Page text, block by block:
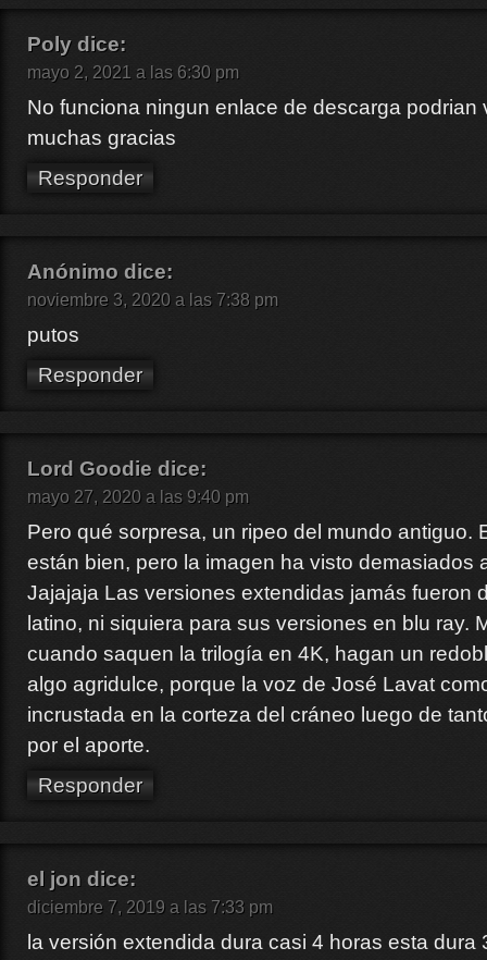
Poly dice:
mayo 2, 2021 a las 6:30 pm
No funciona ningun enlace de descarga podrian
muchas gracias
Responder
Anónimo dice:
noviembre 3, 2020 a las 7:38 pm
putos
Responder
Lord Goodie dice:
mayo 27, 2020 a las 9:40 pm
Pero qué sorpresa, un ripeo del mundo antiguo.
están bien, pero la imagen ha visto demasiados
Jajajaja Las versiones extendidas jamás fueron
latino, ni siquiera para sus versiones en blu ray.
cuando saquen la trilogía en 4K, hagan un
algo agridulce, porque la voz de José Lavat
incrustada en la corteza del cráneo luego de
por el aporte.
Responder
el jon dice:
diciembre 7, 2019 a las 7:33 pm
la versión extendida dura casi 4 horas esta dura